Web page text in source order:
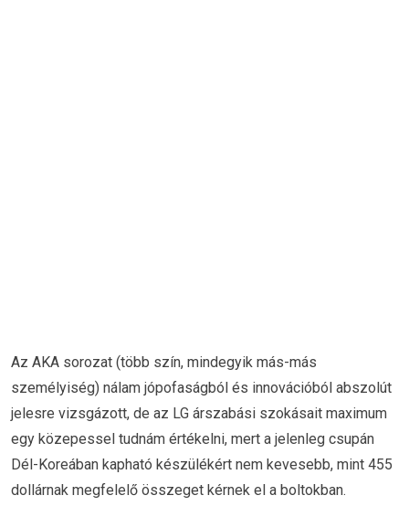
Az AKA sorozat (több szín, mindegyik más-más
személyiség) nálam jópofaságból és innovációból abszolút
jelesre vizsgázott, de az LG árszabási szokásait maximum
egy közepessel tudnám értékelni, mert a jelenleg csupán
Dél-Koreában kapható készülékért nem kevesebb, mint 455
dollárnak megfelelő összeget kérnek el a boltokban.